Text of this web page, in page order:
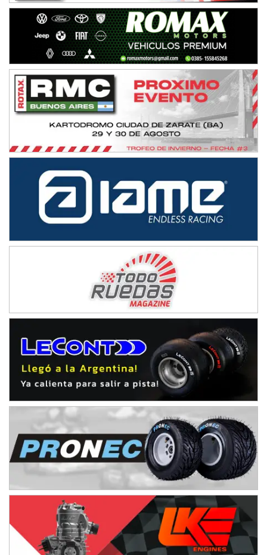
NORESTE SANTAFESINO - F6
Ciudad de Avellaneda (Asfalto)
Avellaneda (Santa Fe)
SUR SANTAFESINO - F4
José Samuel Sánchez (Tierra)
Rufino (Santa Fe)
TUCUMANO - F5
Juan Navarro (Asfalto)